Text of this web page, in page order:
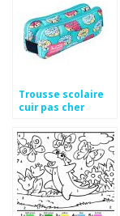
Trousse scolaire
cuir pas cher